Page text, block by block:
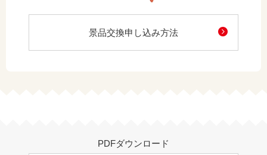
景品交換申し込み方法
PDFダウンロード